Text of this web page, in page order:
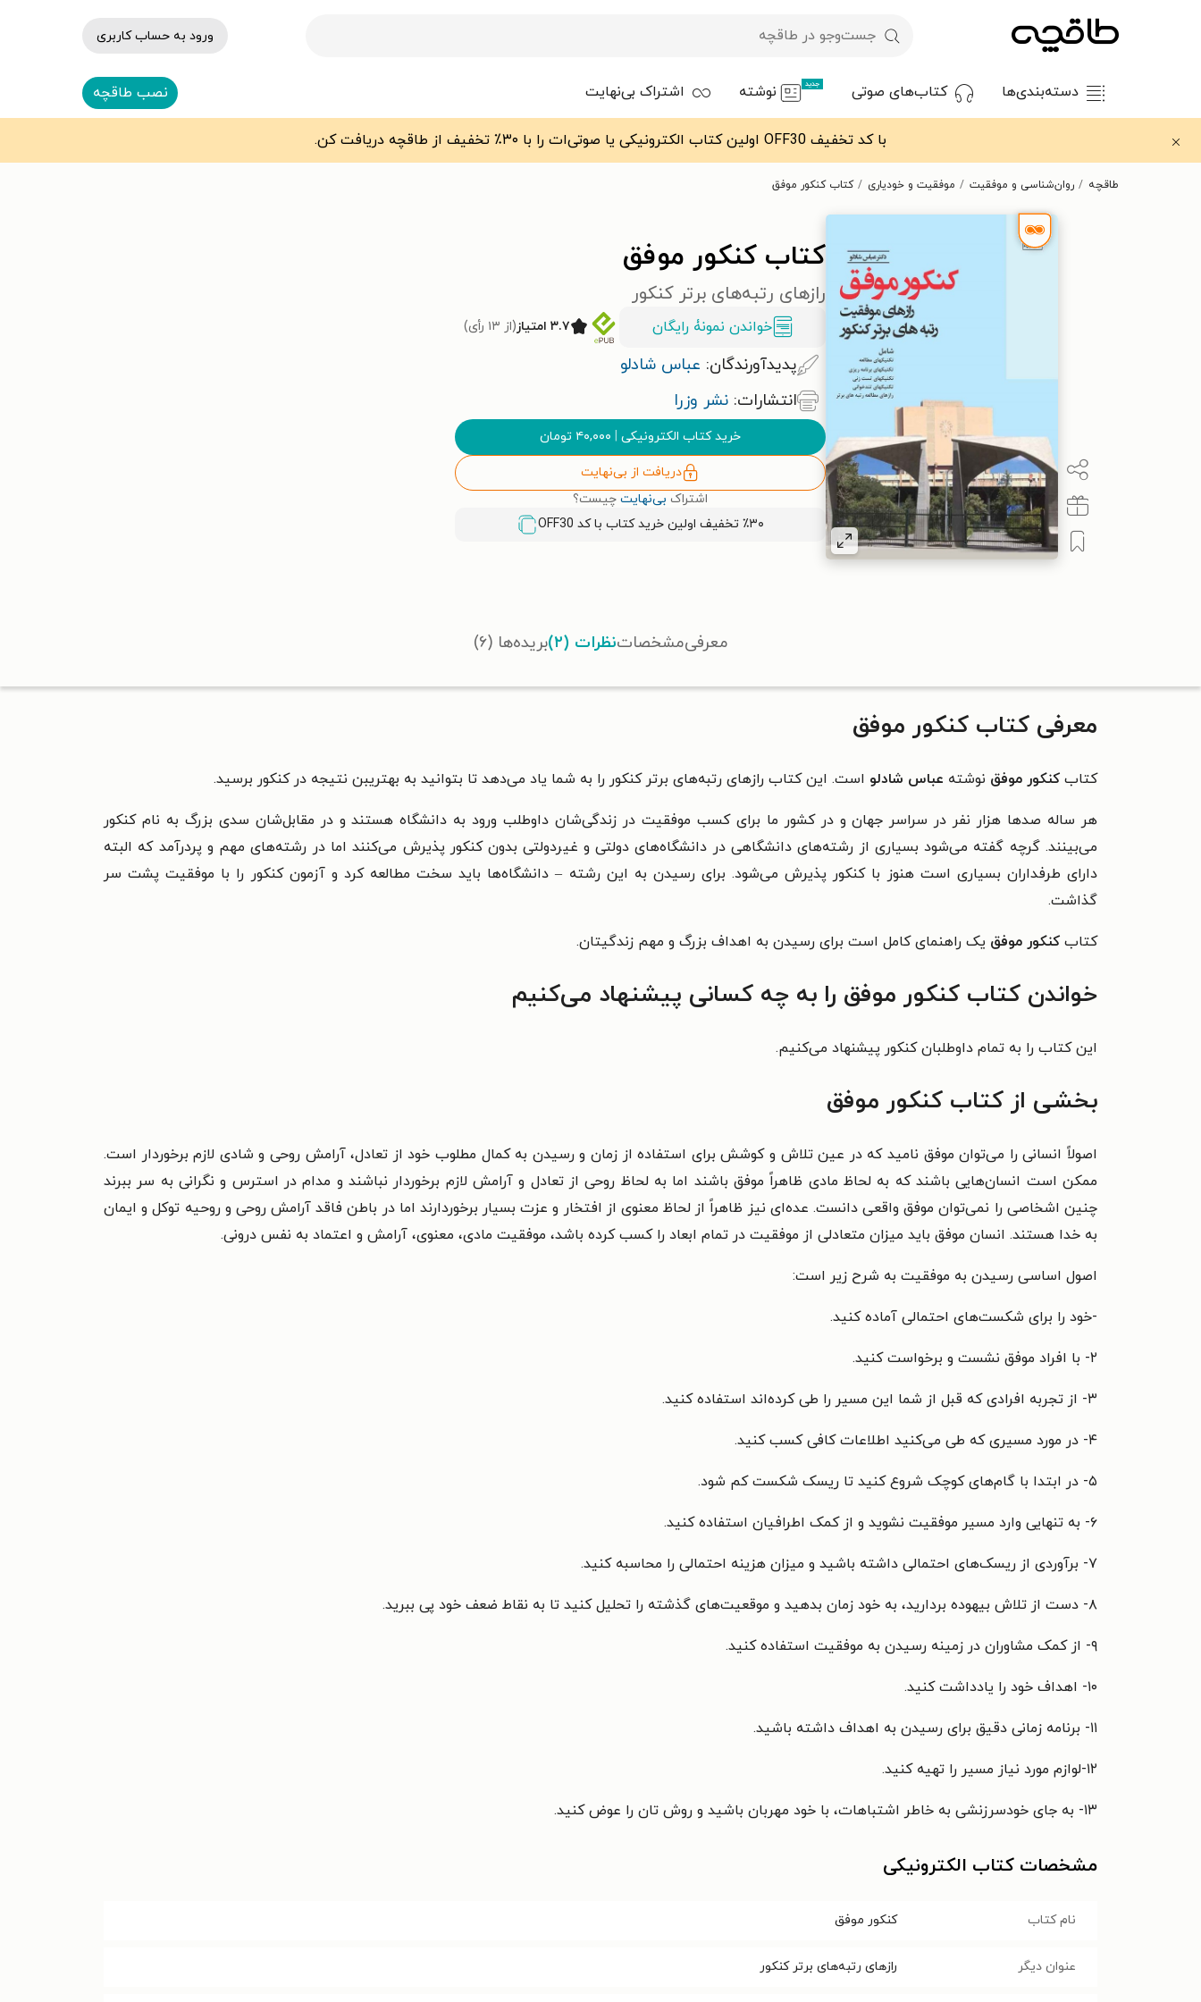
ورود به حساب کاربری
دسته‌بندی‌ها کتاب‌های صوتی جدید نوشته اشتراک بی‌نهایت نصب طاقچه
با کد تخفیف OFF30 اولین کتاب الکترونیکی یا صوتی‌ات را با ۳۰٪ تخفیف از طاقچه دریافت کن.
طاقچه روان‌شناسی و موفقیت موفقیت و خودیاری کتاب کنکور موفق
کتاب کنکور موفق
رازهای رتبه‌های برتر کنکور
خواندن نمونۀ رایگان ۳.۷ امتیاز (از ۱۳ رأی)
پدیدآورندگان: عباس شادلو
انتشارات: نشر وزرا
خرید کتاب الکترونیکی | ۴۰,۰۰۰ تومان
دریافت از بی‌نهایت
اشتراک بی‌نهایت چیست؟
٪۳۰ تخفیف اولین خرید کتاب با کد
OFF30
معرفیمشخصاتنظرات (۲) بریده‌ها (۶)
معرفی کتاب کنکور موفق
کتاب کنکور موفق نوشته عباس شادلو است. این کتاب رازهای رتبه‌های برتر کنکور را به شما یاد می‌دهد تا بتوانید به بهتریبن نتیجه در کنکور برسید.
هر ساله صدها هزار نفر در سراسر جهان و در کشور ما برای کسب موفقیت در زندگی‌شان داوطلب ورود به دانشگاه هستند و در مقابل‌شان سدی بزرگ به نام کنکور
می‌بینند. گرچه گفته می‌شود بسیاری از رشته‌های دانشگاهی در دانشگاه‌های دولتی و غیردولتی بدون کنکور پذیرش می‌کنند اما در رشته‌های مهم و پردرآمد که البته
دارای طرفداران بسیاری است هنوز با کنکور پذیرش می‌شود. برای رسیدن به این رشته – دانشگاه‌ها باید سخت مطالعه کرد و آزمون کنکور را با موفقیت پشت سر
گذاشت.
کتاب کنکور موفق یک راهنمای کامل است برای رسیدن به اهداف بزرگ و مهم زندگیتان.
خواندن کتاب کنکور موفق را به چه کسانی پیشنهاد می‌کنیم
این کتاب را به تمام داوطلبان کنکور پیشنهاد می‌کنیم.
بخشی از کتاب کنکور موفق
اصولاً انسانی را می‌توان موفق نامید که در عین تلاش و کوشش برای استفاده از زمان و رسیدن به کمال مطلوب خود از تعادل، آرامش روحی و شادی لازم برخوردار است.
ممکن است انسان‌هایی باشند که به لحاظ مادی ظاهراً موفق باشند اما به لحاظ روحی از تعادل و آرامش لازم برخوردار نباشند و مدام در استرس و نگرانی به سر ببرند
چنین اشخاصی را نمی‌توان موفق واقعی دانست. عده‌ای نیز ظاهراً از لحاظ معنوی از افتخار و عزت بسیار برخوردارند اما در باطن فاقد آرامش روحی و روحیه توکل و ایمان
به خدا هستند. انسان موفق باید میزان متعادلی از موفقیت در تمام ابعاد را کسب کرده باشد، موفقیت مادی، معنوی، آرامش و اعتماد به نفس درونی.
اصول اساسی رسیدن به موفقیت به شرح زیر است:
-خود را برای شکست‌های احتمالی آماده کنید.
۲- با افراد موفق نشست و برخواست کنید.
۳- از تجربه افرادی که قبل از شما این مسیر را طی کرده‌اند استفاده کنید.
۴- در مورد مسیری که طی می‌کنید اطلاعات کافی کسب کنید.
۵- در ابتدا با گام‌های کوچک شروع کنید تا ریسک شکست کم شود.
۶- به تنهایی وارد مسیر موفقیت نشوید و از کمک اطرافیان استفاده کنید.
۷- برآوردی از ریسک‌های احتمالی داشته باشید و میزان هزینه احتمالی را محاسبه کنید.
۸- دست از تلاش بیهوده بردارید، به خود زمان بدهید و موقعیت‌های گذشته را تحلیل کنید تا به نقاط ضعف خود پی ببرید.
۹- از کمک مشاوران در زمینه رسیدن به موفقیت استفاده کنید.
۱۰- اهداف خود را یادداشت کنید.
۱۱- برنامه زمانی دقیق برای رسیدن به اهداف داشته باشید.
۱۲-لوازم مورد نیاز مسیر را تهیه کنید.
۱۳- به جای خودسرزنشی به خاطر اشتباهات، با خود مهربان باشید و روش تان را عوض کنید.
مشخصات کتاب الکترونیکی
نام کتاب کنکور موفق
عنوان دیگر رازهای رتبه‌های برتر کنکور